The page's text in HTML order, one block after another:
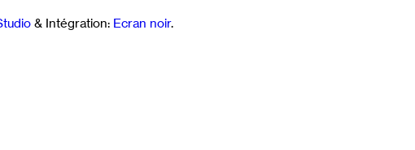
& Intégration: Ecran noir.